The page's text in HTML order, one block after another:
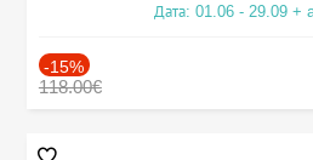
Дата: 01.06 - 29.09 +
-15%
118.00€